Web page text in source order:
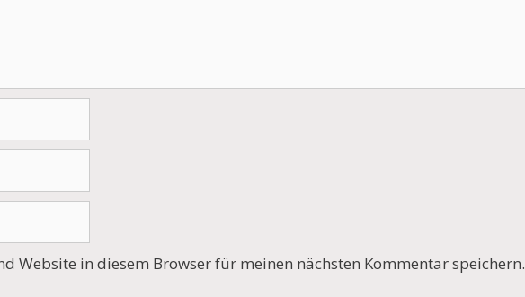
Website in diesem Browser für meinen nächsten Kommentar speichern.